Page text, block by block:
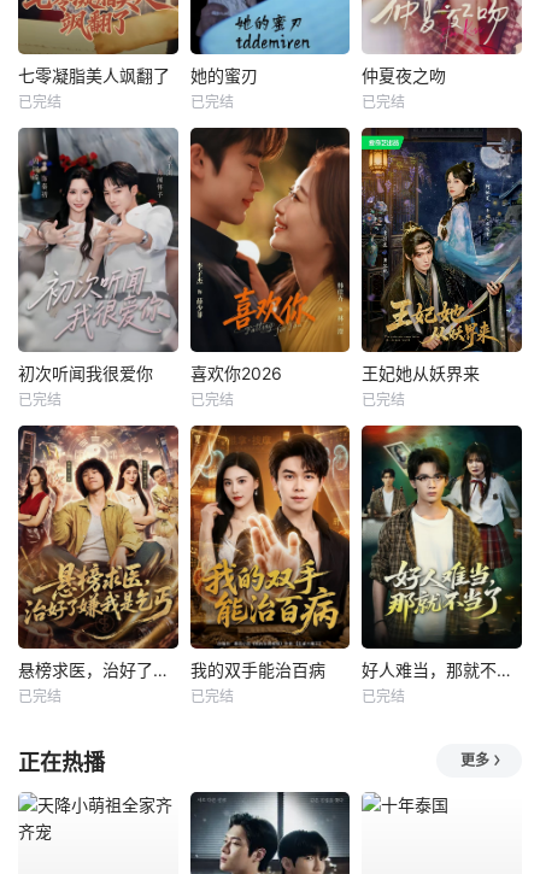
七零凝脂美人飒翻了
已完结
她的蜜刃
已完结
仲夏夜之吻
已完结
初次听闻我很爱你
已完结
喜欢你2026
已完结
王妃她从妖界来
已完结
悬榜求医，治好了嫌我是乞丐
已完结
我的双手能治百病
已完结
好人难当，那就不当了
已完结
正在热播 更多